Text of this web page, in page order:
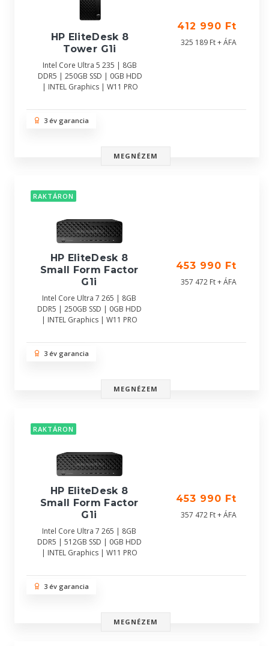
HP EliteDesk 8
Tower G1i
Intel Core Ultra 5 235 | 8GB
DDR5 | 250GB SSD | 0GB HDD
| INTEL Graphics | W11 PRO
412 990 Ft
325 189 Ft + ÁFA
3 év garancia
MEGNÉZEM
RAKTÁRON
HP EliteDesk 8
Small Form Factor
G1i
Intel Core Ultra 7 265 | 8GB
DDR5 | 250GB SSD | 0GB HDD
| INTEL Graphics | W11 PRO
453 990 Ft
357 472 Ft + ÁFA
3 év garancia
MEGNÉZEM
RAKTÁRON
HP EliteDesk 8
Small Form Factor
G1i
Intel Core Ultra 7 265 | 8GB
DDR5 | 512GB SSD | 0GB HDD
| INTEL Graphics | W11 PRO
453 990 Ft
357 472 Ft + ÁFA
3 év garancia
MEGNÉZEM